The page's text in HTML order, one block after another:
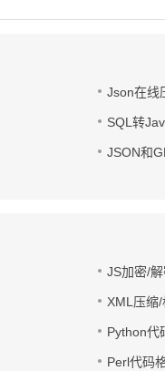
Json在线
SQL转
JSON和
JS加密/
XML压缩
Python代
Perl代码